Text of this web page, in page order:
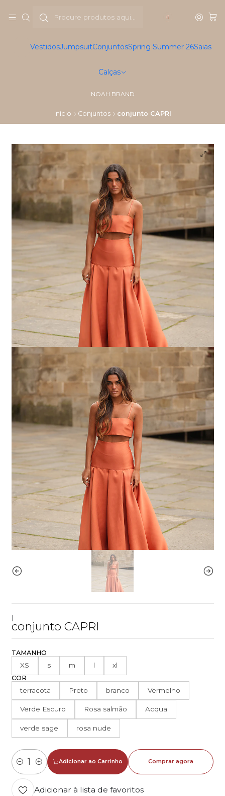
VestidosJumpsuitConjuntosSpring Summer 26Saias
Calças
NOAH BRAND
Início Conjuntos conjunto CAPRI
conjunto CAPRI
TAMANHO
XS s m l xl
COR
terracota Preto branco Vermelho
Verde Escuro Rosa salmão Acqua
verde sage rosa nude
Quantidade
Adicionar ao Carrinho Comprar agora
Adicionar à lista de favoritos